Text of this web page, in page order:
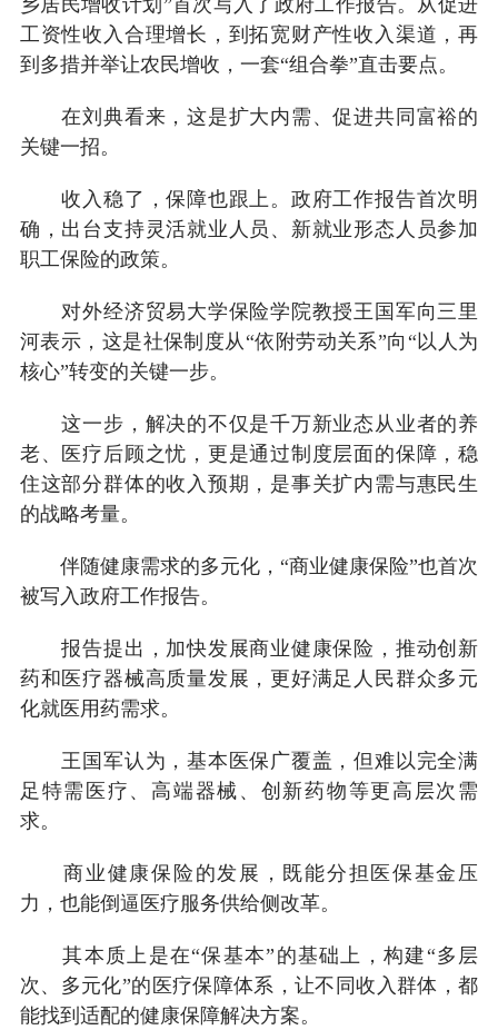
乡居民增收计划”首次写入了政府工作报告。从促进
工资性收入合理增长，到拓宽财产性收入渠道，再
到多措并举让农民增收，一套“组合拳”直击要点。
在刘典看来，这是扩大内需、促进共同富裕的
关键一招。
收入稳了，保障也跟上。政府工作报告首次明
确，出台支持灵活就业人员、新就业形态人员参加
职工保险的政策。
对外经济贸易大学保险学院教授王国军向三里
河表示，这是社保制度从“依附劳动关系”向“以人为
核心”转变的关键一步。
这一步，解决的不仅是千万新业态从业者的养
老、医疗后顾之忧，更是通过制度层面的保障，稳
住这部分群体的收入预期，是事关扩内需与惠民生
的战略考量。
伴随健康需求的多元化，“商业健康保险”也首次
被写入政府工作报告。
报告提出，加快发展商业健康保险，推动创新
药和医疗器械高质量发展，更好满足人民群众多元
化就医用药需求。
王国军认为，基本医保广覆盖，但难以完全满
足特需医疗、高端器械、创新药物等更高层次需
求。
商业健康保险的发展，既能分担医保基金压
力，也能倒逼医疗服务供给侧改革。
其本质上是在“保基本”的基础上，构建“多层
次、多元化”的医疗保障体系，让不同收入群体，都
能找到适配的健康保障解决方案。